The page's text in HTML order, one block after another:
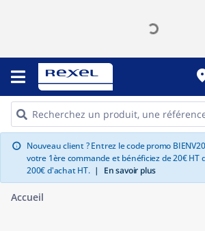
info Nouveau client ? Entrez le code promo
votre 1ère commande et bénéficiez de 20€ HT
200€ d'achat HT. | En savoir plus
Accueil